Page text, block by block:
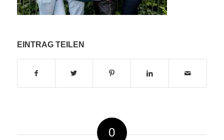
EINTRAG TEILEN
0